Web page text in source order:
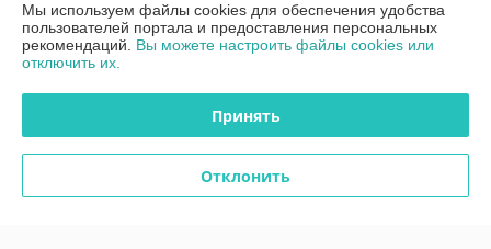
График работы
Политика обработки cookies
Мы используем файлы cookies для обеспечения удобства
пользователей портала и предоставления персональных
рекомендаций. Вы можете настроить файлы cookies или
отключить их.
Принять
Отклонить